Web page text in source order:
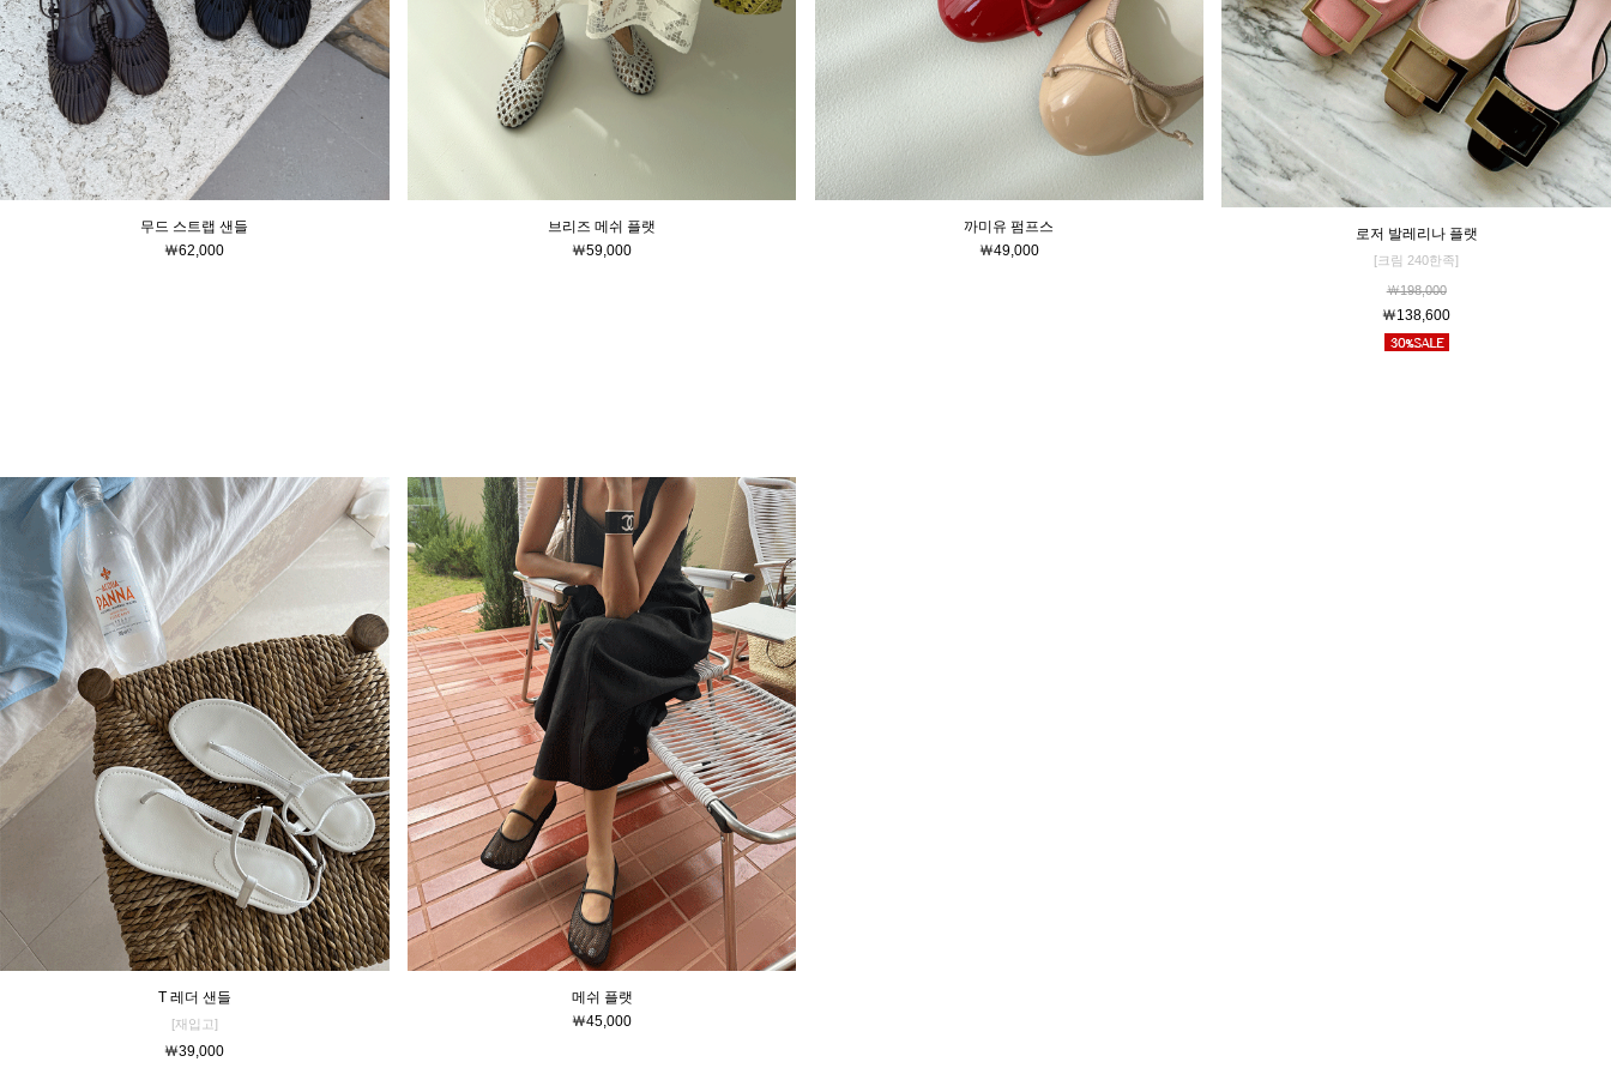
무드 스트랩 샌들
￦62,000
브리즈 메쉬 플랫
￦59,000
까미유 펌프스
￦49,000
로저 발레리나 플랫
[크림 240한족]
￦198,000
￦138,600
T 레더 샌들
[재입고]
￦39,000
메쉬 플랫
￦45,000